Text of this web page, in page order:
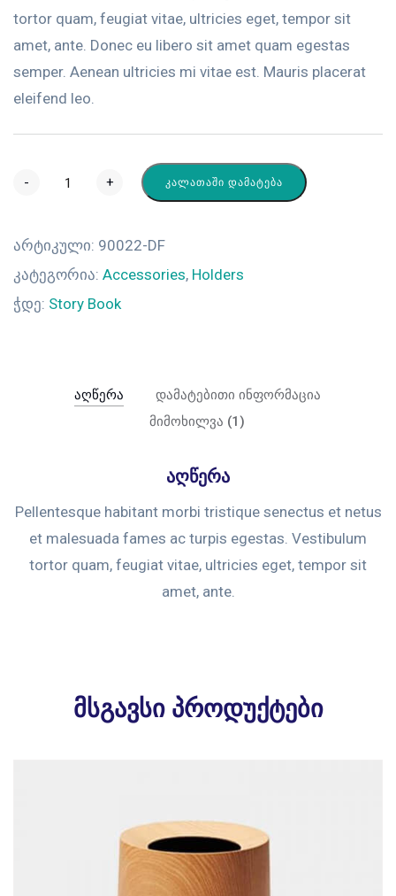
აზე
tortor quam, feugiat vitae, ultricies eget, tempor sit
amet, ante. Donec eu libero sit amet quam egestas
semper. Aenean ultricies mi vitae est. Mauris placerat
eleifend leo.
- + ᲙᲐᲚᲐᲗᲐᲨᲘ ᲓᲐᲛᲐᲢᲔᲑᲐ
არტიკული: 90022-DF
კატეგორია: Accessories, Holders
ჭდე: Story Book
აღწერა
დამატებითი ინფორმაცია
მიმოხილვა (1)
აღწერა
Pellentesque habitant morbi tristique senectus et netus
et malesuada fames ac turpis egestas. Vestibulum
tortor quam, feugiat vitae, ultricies eget, tempor sit
amet, ante.
მსგავსი პროდუქტები